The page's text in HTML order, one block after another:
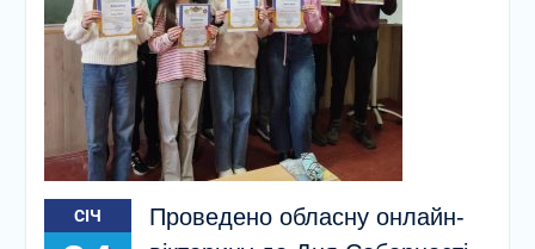
СІЧ
Проведено обласну онлайн-